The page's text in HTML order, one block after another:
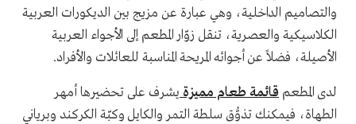
والتصاميم الداخلية، وهي عبارة عن مزيج بين الديكورات العربية
الكلاسيكية والعصرية، تنقل زوّار المطعم إلى الأجواء العربية
الأصيلة، فضلاً عن أجوائه المريحة المناسبة للعائلات والأفراد.
لدى المطعم قائمة طعام مميزة يشرف على تحضيرها أمهر
الطهاة، فيمكنك تذوُّق سلطة التمر والكايل وكبّة الكركند وبرياني